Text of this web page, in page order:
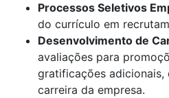
Processos Seletivos
do currículo em
Desenvolvimento de
avaliações para
gratificações
carreira da empresa.